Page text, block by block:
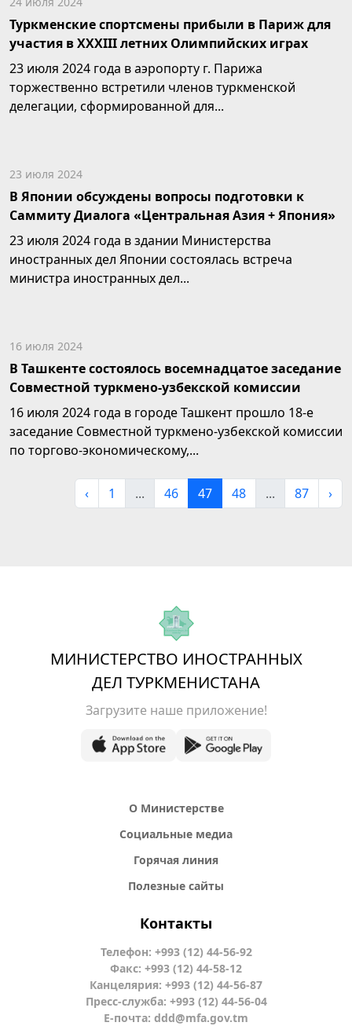
Туркменские спортсмены прибыли в Париж для
участия в XXXIII летних Олимпийских играх
23 июля 2024 года в аэропорту г. Парижа
торжественно встретили членов туркменской
делегации, сформированной для...
23 июля 2024
В Японии обсуждены вопросы подготовки к
Саммиту Диалога «Центральная Азия + Япония»
23 июля 2024 года в здании Министерства
иностранных дел Японии состоялась встреча
министра иностранных дел...
16 июля 2024
В Ташкенте состоялось восемнадцатое заседание
Совместной туркмено-узбекской комиссии
16 июля 2024 года в городе Ташкент прошло 18-е
заседание Совместной туркмено-узбекской комиссии
по торгово-экономическому,...
‹ 1 ... 46 47 48 ... 87 ›
МИНИСТЕРСТВО ИНОСТРАННЫХ
ДЕЛ ТУРКМЕНИСТАНА
Загрузите наше приложение!
О Министерстве
Социальные медиа
Горячая линия
Полезные сайты
Контакты
Телефон: +993 (12) 44-56-92
Факс: +993 (12) 44-58-12
Канцелярия: +993 (12) 44-56-87
Пресс-служба: +993 (12) 44-56-04
Е-почта: ddd@mfa.gov.tm